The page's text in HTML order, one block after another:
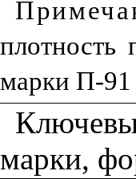
плотность
марки П-91
марки,